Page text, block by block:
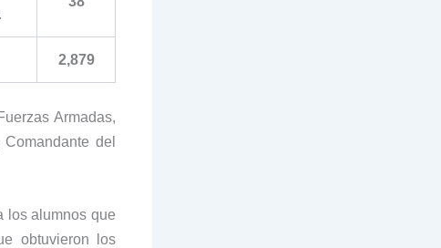
2,879
Armadas,
del
los alumnos que
obtuvieron los